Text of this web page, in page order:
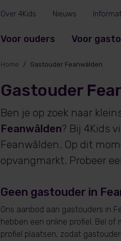
Voor ouders Voor
Over 4Kids Nieuws
Home Gastouder Feanwâlden
Gastouder
Ben je op zoek naar
Feanwâlden? Bij 4Kids
Feanwâlden. Op dit
opvangmarkt. Probeer
Geen gastouder in
Ons aanbod aan gastouders in
hebben een online profiel. Bel of
profiel plaatsen, zodat